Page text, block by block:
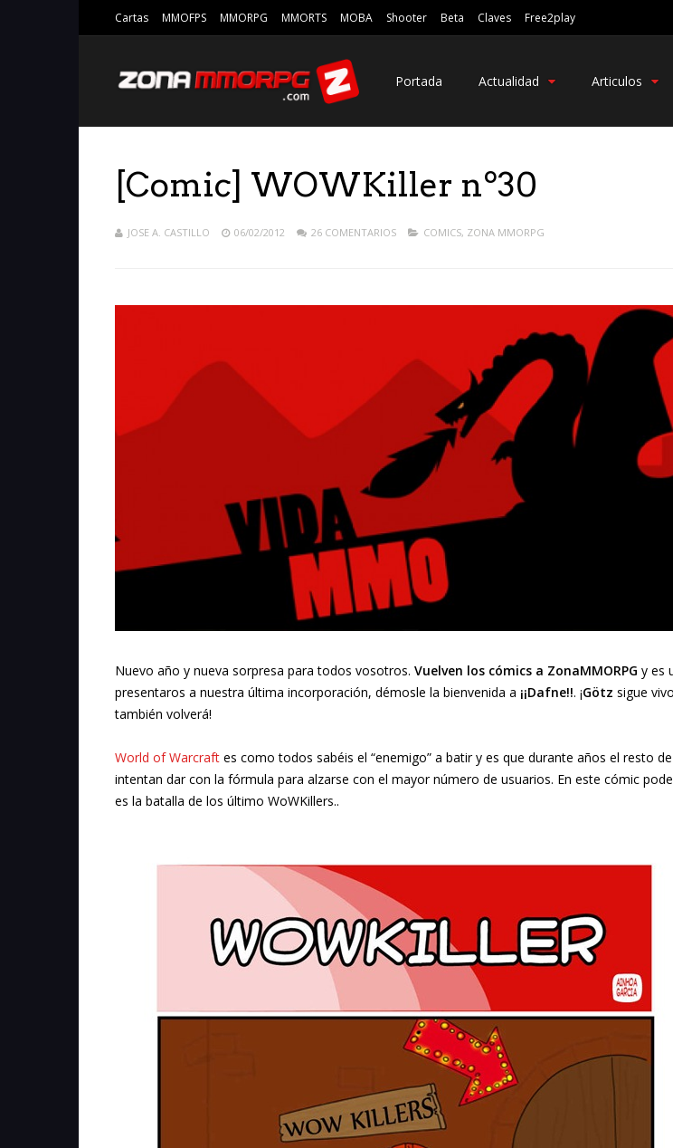
Cartas MMOFPS MMORPG MMORTS MOBA Shooter Beta Claves Free2play
Portada Actualidad Articulos
[Comic] WOWKiller nº30
JOSE A. CASTILLO 06/02/2012 26 COMENTARIOS COMICS, ZONA MMORPG
Nuevo año y nueva sorpresa para todos vosotros. Vuelven los cómics a ZonaMMORPG y es
presentaros a nuestra última incorporación, démosle la bienvenida a ¡¡Dafne!!. ¡Götz sigue
también volverá!
World of Warcraft es como todos sabéis el “enemigo” a batir y es que durante años el resto
intentan dar con la fórmula para alzarse con el mayor número de usuarios. En este cómic
es la batalla de los último WoWKillers..